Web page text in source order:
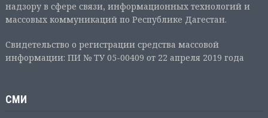
надзору в сфере связи, информационных технологий и
массовых коммуникаций по Республике Дагестан.
Свидетельство о регистрации средства массовой
информации: ПИ № ТУ 05-00409 от 22 апреля 2019 года
СМИ